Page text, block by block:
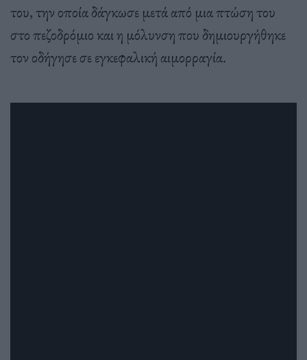
του, την οποία δάγκωσε μετά από μια πτώση του
στο πεζοδρόμιο και η μόλυνση που δημιουργήθηκε
τον οδήγησε σε εγκεφαλική αιμορραγία.